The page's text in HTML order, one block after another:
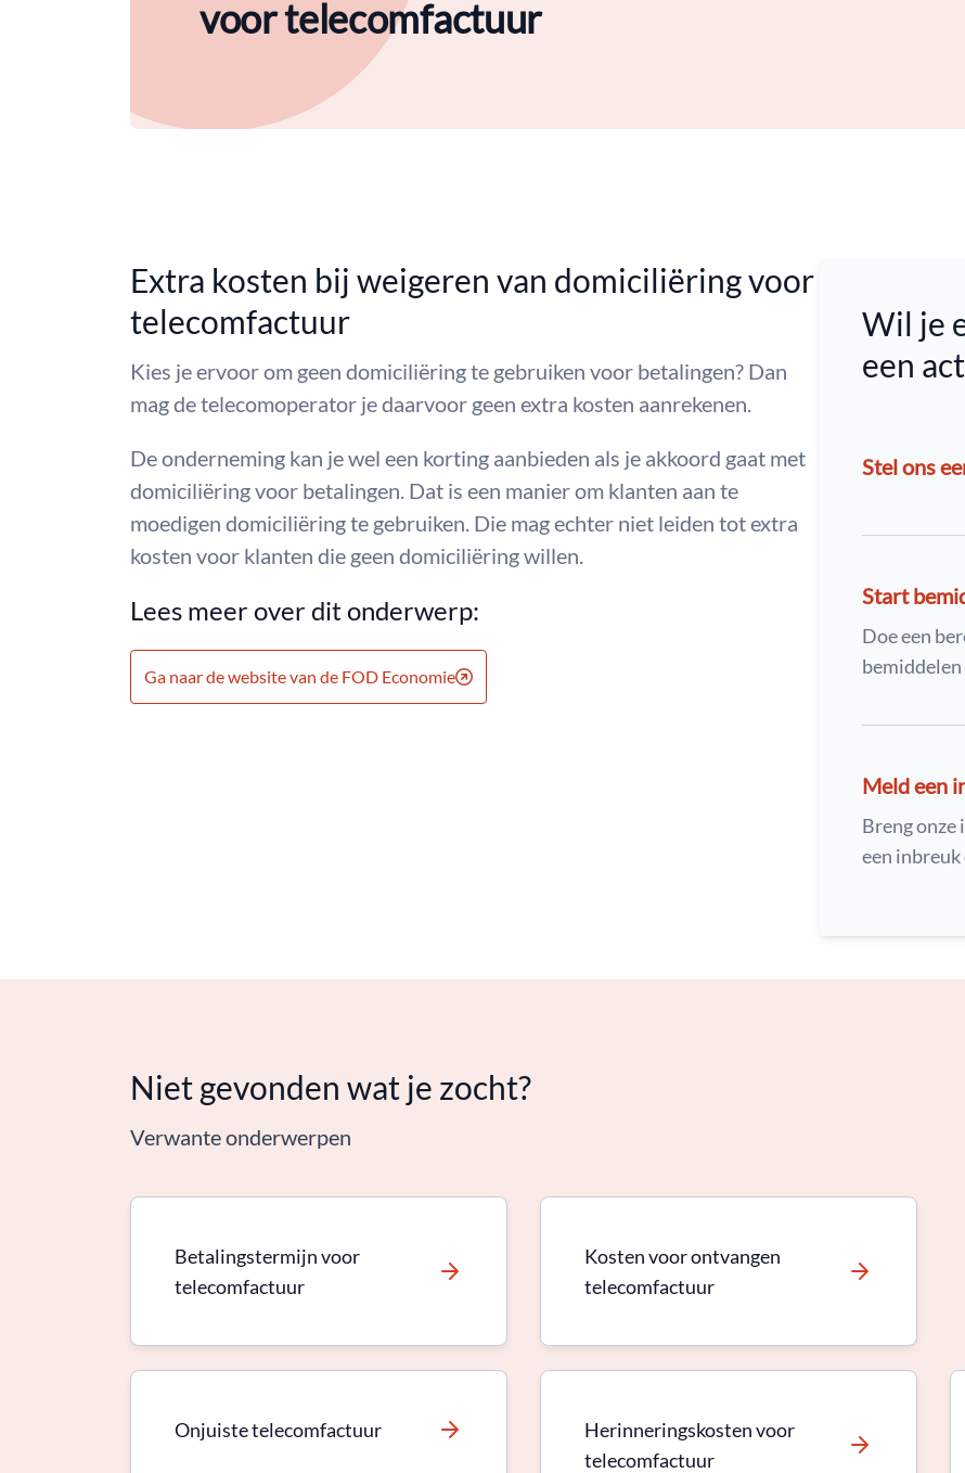
voor telecomfactuur
Extra kosten bij weigeren van domiciliëring voor
telecomfactuur
Kies je ervoor om geen domiciliëring te gebruiken voor betalingen? Dan
mag de telecomoperator je daarvoor geen extra kosten aanrekenen.
De onderneming kan je wel een korting aanbieden als je akkoord gaat met
domiciliëring voor betalingen. Dat is een manier om klanten aan te
moedigen domiciliëring te gebruiken. Die mag echter niet leiden tot extra
kosten voor klanten die geen domiciliëring willen.
Lees meer over dit onderwerp:
Ga naar de website van de FOD Economie
Wil je
een
Stel ons
Start
Doe een
Meld een
Breng onze
een
Niet gevonden wat je zocht?
Verwante onderwerpen
Betalingstermijn voor
telecomfactuur
Kosten voor ontvangen
telecomfactuur
Onjuiste telecomfactuur
Herinneringskosten voor
telecomfactuur